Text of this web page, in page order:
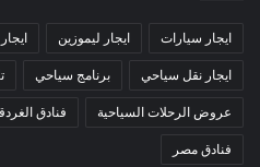
ايجار سيارات ايجار ليموزين
ايجار نقل سياحي برنامج سياحي
عروض الرحلات السياحية فنادق
فنادق مصر